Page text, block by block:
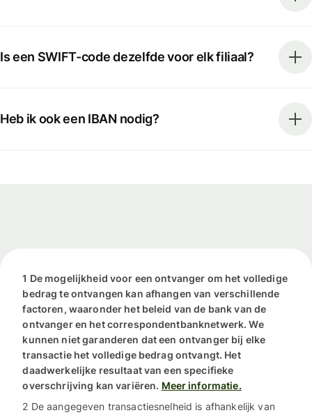
Is een SWIFT-code dezelfde voor elk filiaal?
Heb ik ook een IBAN nodig?
1 De mogelijkheid voor een ontvanger om het volledige
bedrag te ontvangen kan afhangen van verschillende
factoren, waaronder het beleid van de bank van de
ontvanger en het correspondentbanknetwerk. We
kunnen niet garanderen dat een ontvanger bij elke
transactie het volledige bedrag ontvangt. Het
daadwerkelijke resultaat van een specifieke
overschrijving kan variëren. Meer informatie.
2 De aangegeven transactiesnelheid is afhankelijk van